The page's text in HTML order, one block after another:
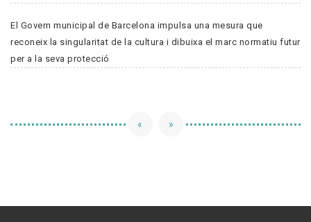
El Govern municipal de Barcelona impulsa una mesura que
reconeix la singularitat de la cultura i dibuixa el marc normatiu futur
per a la seva protecció
« »